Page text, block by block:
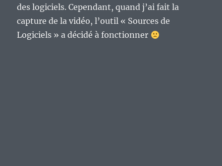
des logiciels. Cependant, quand j’ai fait la
capture de la vidéo, l’outil « Sources de
Logiciels » a décidé à fonctionner